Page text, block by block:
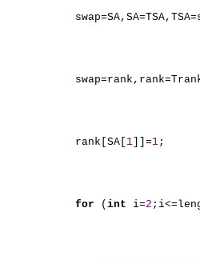
rank[SA[ 1 ]]=1;
for ( int i=2